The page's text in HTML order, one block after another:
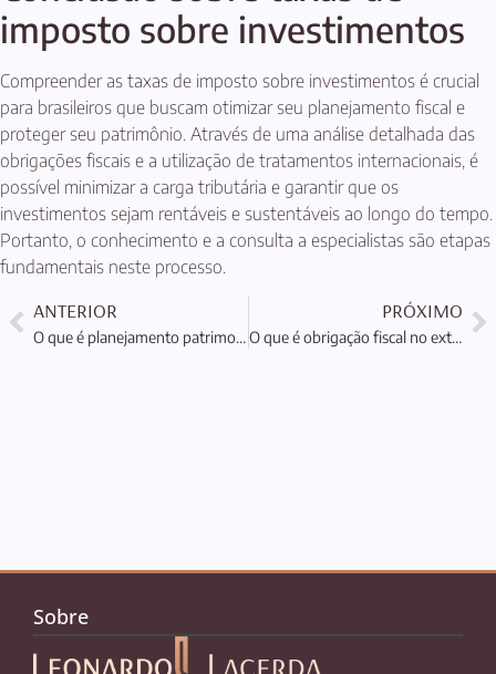
imposto sobre investimentos
Compreender as taxas de imposto sobre investimentos é crucial
para brasileiros que buscam otimizar seu planejamento fiscal e
proteger seu patrimônio. Através de uma análise detalhada das
obrigações fiscais e a utilização de tratamentos internacionais, é
possível minimizar a carga tributária e garantir que os
investimentos sejam rentáveis e sustentáveis ao longo do tempo.
Portanto, o conhecimento e a consulta a especialistas são etapas
fundamentais neste processo.
ANTERIOR
O que é planejamento patrimonial internacional e sua importância
PRÓXIMO
O que é obrigação fiscal no exterior: Entenda suas responsabilidades
Sobre